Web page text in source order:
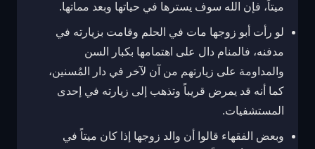
ميتاً، فإن الله سوف يسترها في حياتها وبعد مماتها.
لو رأت أبو زوجها مات في الحلم وقامت بزيارته في
مدفنه، فالمنام دال على اهتمامها بكبار السن
والمداومة على زيارتهم من آن لآخر في دار المُسنين،
كما أنه قد يمرض قريباً وتذهب إلى زيارته في إحدى
المستشفيات.
وبعض الفقهاء قالوا أن والد زوجها إذا كان ميتاً في